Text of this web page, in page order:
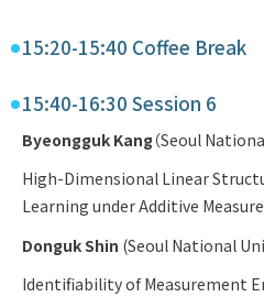
15:20-15:40 Coffee Break
15:40-16:30 Session 6
Byeongguk Kang （Seoul
High-Dimensional Linear
Learning under Additive
Donguk Shin (Seoul National
Identifiability of Measurement